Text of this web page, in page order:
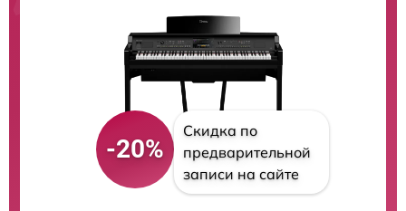
-20%
Скидка по
предварительной
записи на сайте